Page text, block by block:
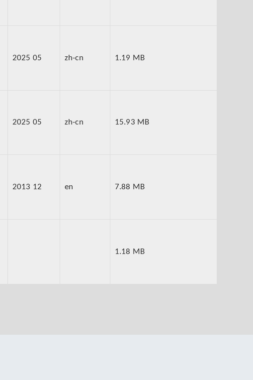
2025 05 zh-cn 1.19 MB
2025 05 zh-cn 15.93 MB
2013 12 en 7.88 MB
1.18 MB